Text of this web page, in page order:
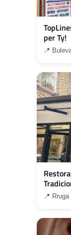
per Ty!
📍
📍